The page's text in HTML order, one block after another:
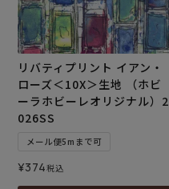
リバティプリント イアン・
ローズ＜10X＞生地 （ホビ
ーラホビーレオリジナル）2
026SS
メール便5mまで可
¥374税込